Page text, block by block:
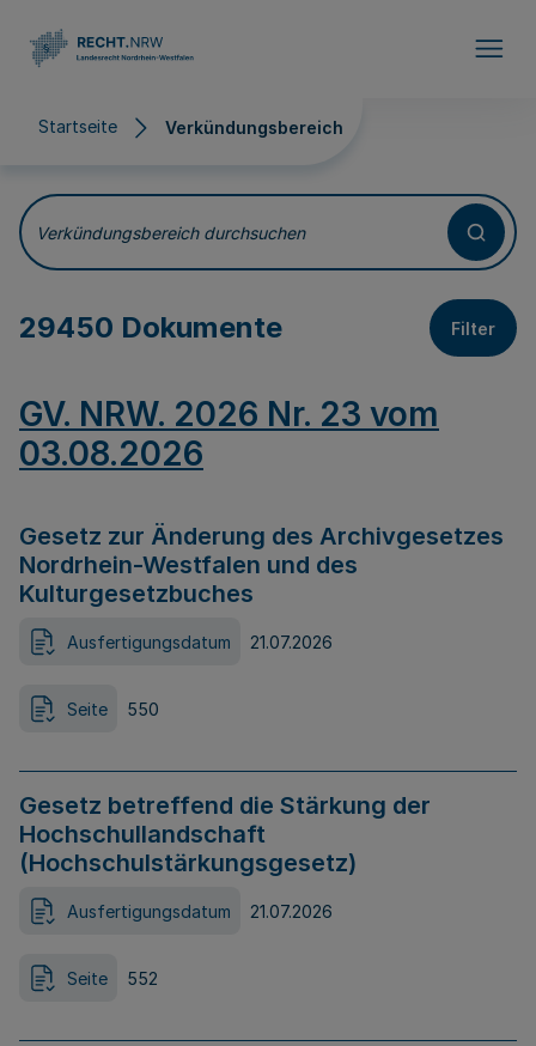
Startseite Verkündungsbereich
Verkündungsbereich
Verkündungsbereich durchsuchen
29450 Dokumente Filter
GV. NRW. 2026 Nr. 23 vom
03.08.2026
Gesetz zur Änderung des Archivgesetzes
Nordrhein-Westfalen und des
Kulturgesetzbuches
Ausfertigungsdatum 21.07.2026
Seite 550
Gesetz betreffend die Stärkung der
Hochschullandschaft
(Hochschulstärkungsgesetz)
Ausfertigungsdatum 21.07.2026
Seite 552